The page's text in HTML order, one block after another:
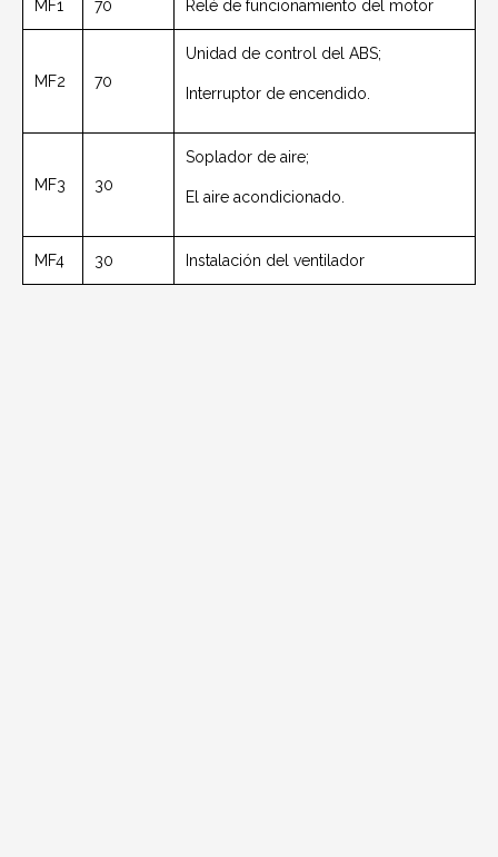
MF1 70 Relé de funcionamiento del motor
MF2 70
Unidad de control del ABS;
Interruptor de encendido.
MF3 30
Soplador de aire;
El aire acondicionado.
MF4 30 Instalación del ventilador